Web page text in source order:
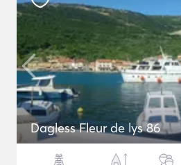
Dagless Fleur de lys 86